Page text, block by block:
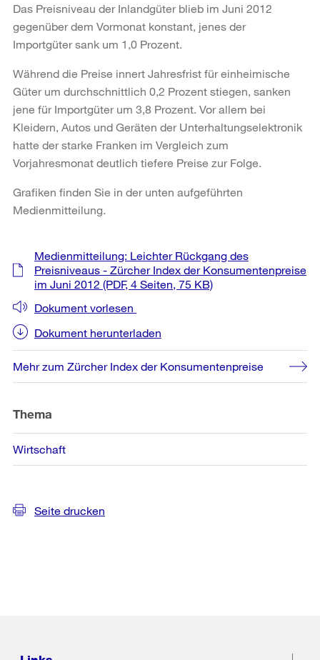
Das Preisniveau der Inlandgüter blieb im Juni 2012
gegenüber dem Vormonat konstant, jenes der
Importgüter sank um 1,0 Prozent.
Während die Preise innert Jahresfrist für einheimische
Güter um durchschnittlich 0,2 Prozent stiegen, sanken
jene für Importgüter um 3,8 Prozent. Vor allem bei
Kleidern, Autos und Geräten der Unterhaltungselektronik
hatte der starke Franken im Vergleich zum
Vorjahresmonat deutlich tiefere Preise zur Folge.
Grafiken finden Sie in der unten aufgeführten
Medienmitteilung.
Weitere
Informationen
Medienmitteilung: Leichter Rückgang des
Preisniveaus - Zürcher Index der Konsumentenpreise
im Juni 2012 (PDF, 4 Seiten, 75 KB)
Dokument vorlesen
Dokument herunterladen
Mehr zum Zürcher Index der Konsumentenpreise
Thema
Wirtschaft
Seite drucken